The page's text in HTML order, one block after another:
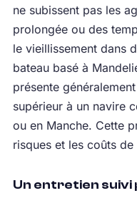
ne subissent pas les
prolongée ou des
le vieillissement dans
bateau basé à
présente
supérieur à un navire
ou en Manche. Cette
risques et les coûts de
Un entretien suivi